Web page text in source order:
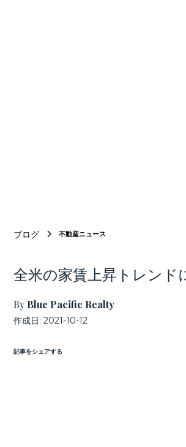
ブログ 不動産ニュース
全米の家賃上昇トレンド
By Blue Pacific Realty
作成日:2021-10-12
記事をシェアする